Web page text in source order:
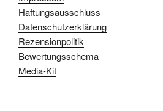
Haftungsausschluss
Datenschutzerklärung
Rezensionpolitik
Bewertungsschema
Media-Kit